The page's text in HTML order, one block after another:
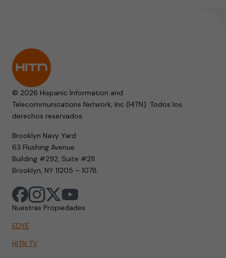
© 2026 Hispanic Information and
Telecommunications Network, Inc (HITN). Todos los
derechos reservados.
Brooklyn Navy Yard
63 Flushing Avenue
Building #292, Suite #211
Brooklyn, NY 11205 – 1078.
Nuestras Propiedades
EDYE
HITN TV